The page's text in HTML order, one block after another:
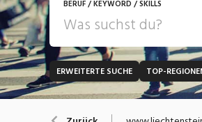
BERUF / KEYWORD / SKILLS
JOB-TYP
Festanstellung
Bank, Versicherung
ERWEITERTE SUCHE TOP-